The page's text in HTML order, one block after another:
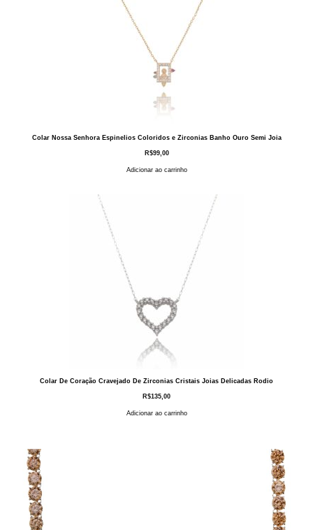
Colar Nossa Senhora Espinelios Coloridos e Zirconias Banho Ouro Semi Joia
R$99,00
Adicionar ao carrinho
Colar De Coração Cravejado De Zirconias Cristais Joias Delicadas Rodio
R$135,00
Adicionar ao carrinho